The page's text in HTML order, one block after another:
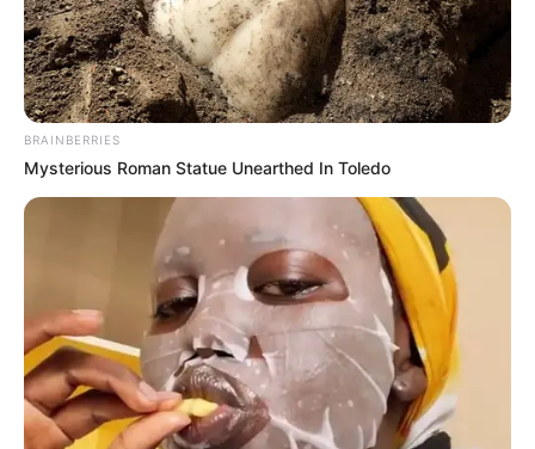
นโยบายคุกกี้
นโยบายการคุ้มครองข้อมูลส่วนบุคคล
ติดต่อเรา
เกี่ยวกับเอ็มไทย
TOP CONTENT
ทำนายฝัน
สถิติหวยรายเดือน
ดวงรายวัน
บทสวดมนต์
วิธีบนไอ้ไข่
BRAINBERRIES
Mysterious Roman Statue Unearthed In Toledo